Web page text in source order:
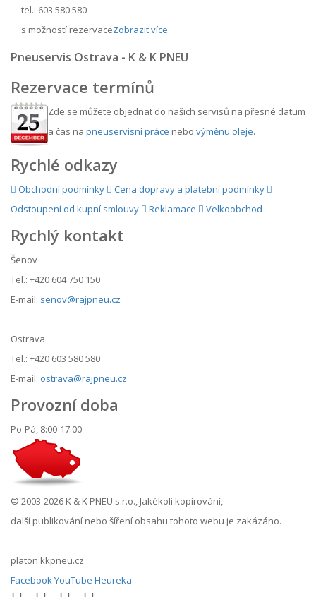
tel.: 603 580 580
s možností rezervaceZobrazit více
Pneuservis Ostrava - K & K PNEU
Rezervace termínů
Zde se můžete objednat do našich servisů na přesné datum
a čas na pneuservisní práce nebo výměnu oleje.
Rychlé odkazy
Obchodní podmínky
Cena dopravy a platební podmínky
Odstoupení od kupní smlouvy
Reklamace Velkoobchod
Rychlý kontakt
Šenov
Tel.: +420 604 750 150
E-mail: senov@rajpneu.cz
Ostrava
Tel.: +420 603 580 580
E-mail: ostrava@rajpneu.cz
Provozní doba
Po-Pá, 8:00-17:00
© 2003-2026 K & K PNEU s.r.o., Jakékoli kopírování,
další publikování nebo šíření obsahu tohoto webu je zakázáno.
platon.kkpneu.cz
FacebookYouTube Heureka